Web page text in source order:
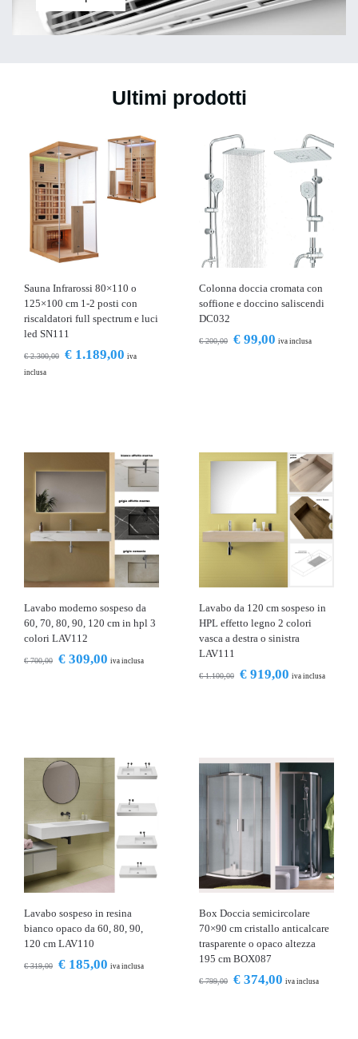
Ultimi prodotti
Sauna Infrarossi 80×110 o
125×100 cm 1-2 posti con
riscaldatori full spectrum e luci
led SN111
€2.300,00 € 1.189,00 iva
inclusa
Colonna doccia cromata con
soffione e doccino saliscendi
DC032
€200,00 € 99,00 iva inclusa
Lavabo moderno sospeso da
60, 70, 80, 90, 120 cm in hpl 3
colori LAV112
€700,00 € 309,00 iva inclusa
Lavabo da 120 cm sospeso in
HPL effetto legno 2 colori
vasca a destra o sinistra
LAV111
€1.100,00 € 919,00 iva inclusa
Lavabo sospeso in resina
bianco opaco da 60, 80, 90,
120 cm LAV110
€319,00 € 185,00 iva inclusa
Box Doccia semicircolare
70×90 cm cristallo anticalcare
trasparente o opaco altezza
195 cm BOX087
€799,00 € 374,00 iva inclusa